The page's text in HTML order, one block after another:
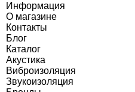
Информация
О магазине
Контакты
Блог
Каталог
Акустика
Виброизоляция
Звукоизоляция